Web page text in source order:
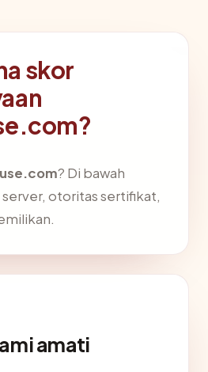
skor
? Di bawah
otoritas sertifikat,
amati